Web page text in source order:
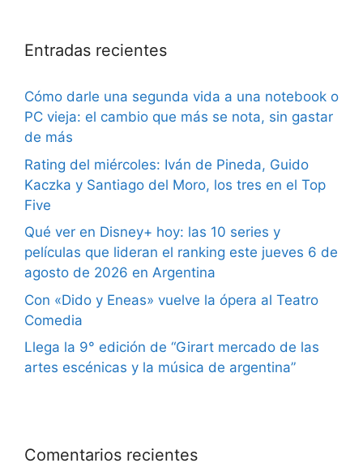
Entradas recientes
Cómo darle una segunda vida a una notebook o
PC vieja: el cambio que más se nota, sin gastar
de más
Rating del miércoles: Iván de Pineda, Guido
Kaczka y Santiago del Moro, los tres en el Top
Five
Qué ver en Disney+ hoy: las 10 series y
películas que lideran el ranking este jueves 6 de
agosto de 2026 en Argentina
Con «Dido y Eneas» vuelve la ópera al Teatro
Comedia
Llega la 9° edición de “Girart mercado de las
artes escénicas y la música de argentina”
Comentarios recientes